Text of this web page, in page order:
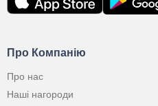
Про Компанію
Про нас
Наші нагороди